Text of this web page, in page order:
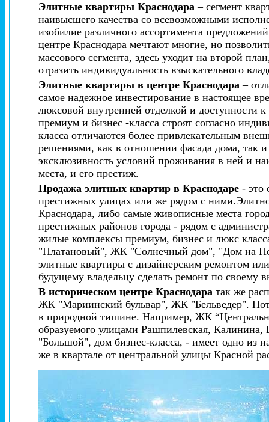
Элитные квартиры Краснодара – сегмент
наивысшего качества со всевозможными
изобилие различного ассортимента
центре Краснодара мечтают многие, но
массового сегмента, здесь уходит на второй
отразить индивидуальность взыскательного
Элитные квартиры в центре Краснодара –
самое надежное инвестирование в настоящее
люксовой внутренней отделкой и
премиум и бизнес -класса строят согласно
класса отличаются более привлекательным
решениями, как в отношении фасада дома, так и
эксклюзивность условий проживания в ней и
места, и его престиж.
Продажа элитных квартир в Краснодаре - это
престижных улицах или же рядом с
Краснодара, либо самые живописные места
престижных районов города - рядом с
жилые комплексы премиум, бизнес и люкс
"Платановый", ЖК "Солнечный дом", "Дом на
элитные квартиры с дизайнерским ремонтом
будущему владельцу сделать ремонт по своему
В историческом центре Краснодара так же
ЖК "Мариинский бульвар", ЖК "Бельведер".
в природной тишине. Например, ЖК
образуемого улицами Рашпилевская,
"Большой", дом бизнес-класса, - имеет одно из
же в квартале от центральной улицы Красной